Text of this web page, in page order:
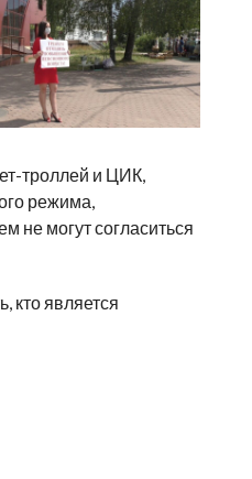
троллей и ЦИК,
режима,
не могут согласиться
кто является